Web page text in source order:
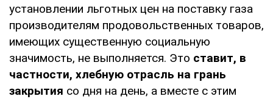
установлении льготных цен на поставку газа
производителям продовольственных товаров,
имеющих существенную социальную
значимость, не выполняется. Это ставит, в
частности, хлебную отрасль на грань
закрытия со дня на день, а вместе с этим